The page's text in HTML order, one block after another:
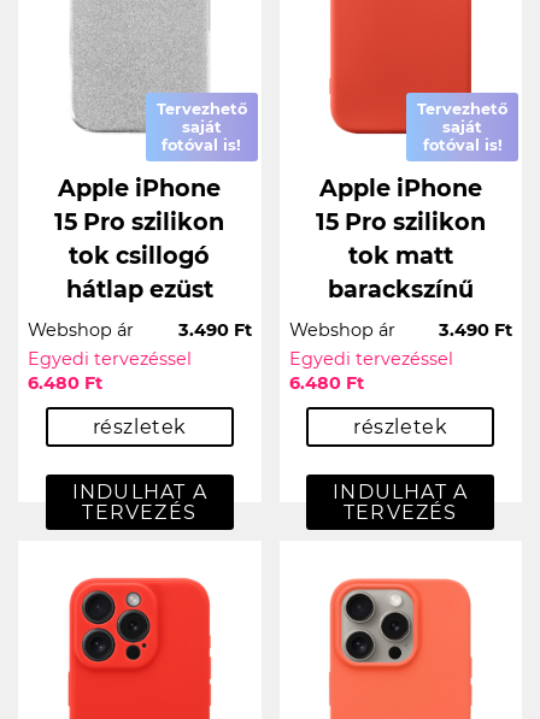
Tervezhető
saját
fotóval is!
Apple iPhone
15 Pro szilikon
tok csillogó
hátlap ezüst
Webshop ár
3.490 Ft
Egyedi tervezéssel
6.480 Ft
részletek
INDULHAT A
TERVEZÉS
Tervezhető
saját
fotóval is!
Apple iPhone
15 Pro szilikon
tok matt
barackszínű
Webshop ár
3.490 Ft
Egyedi tervezéssel
6.480 Ft
részletek
INDULHAT A
TERVEZÉS